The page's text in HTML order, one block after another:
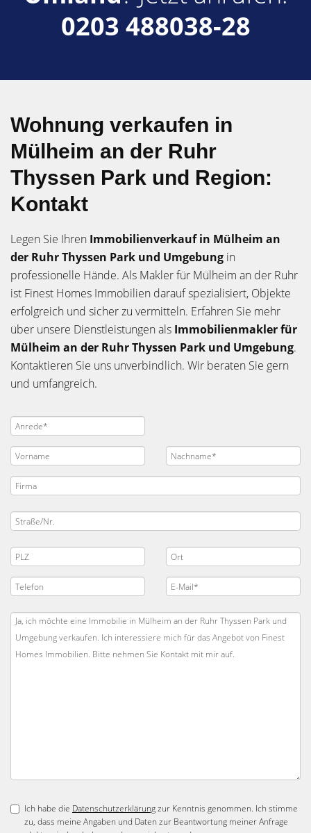
0203 488038-28
Wohnung verkaufen in
Mülheim an der Ruhr
Thyssen Park und Region:
Kontakt
Legen Sie Ihren Immobilienverkauf in Mülheim an
der RuhrThyssen Park und Umgebung in
professionelle Hände. Als Makler für Mülheim an der Ruhr
ist Finest Homes Immobilien darauf spezialisiert, Objekte
erfolgreich und sicher zu vermitteln. Erfahren Sie mehr
über unsere Dienstleistungen als Immobilienmakler für
Mülheim an der Ruhr Thyssen Park und Umgebung.
Kontaktieren Sie uns unverbindlich. Wir beraten Sie gern
und umfangreich.
Ich habe die Datenschutzerklärungzur Kenntnis genommen. Ich stimme
zu, dass meine Angaben und Daten zur Beantwortung meiner Anfrage